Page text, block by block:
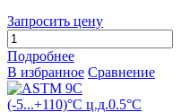
Запросить цену
Подробнее
В избранное Сравнение